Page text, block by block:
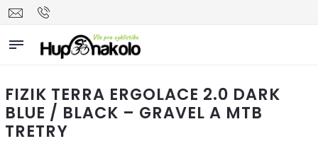
FIZIK TERRA ERGOLACE 2.0 DARK
BLUE / BLACK – GRAVEL A MTB
TRETRY